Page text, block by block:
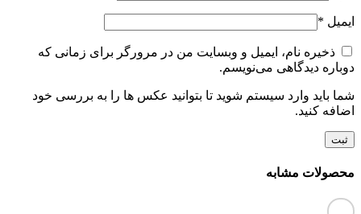
ایمیل *
ذخیره نام، ایمیل و وبسایت من در مرورگر برای زمانی که
دوباره دیدگاهی می‌نویسم.
شما باید وارد سیستم شوید تا بتوانید عکس ها را به بررسی خود
اضافه کنید.
محصولات مشابه